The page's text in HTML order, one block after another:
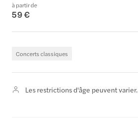
à partir de
59 €
Concerts classiques
Les restrictions d'âge peuvent varier.